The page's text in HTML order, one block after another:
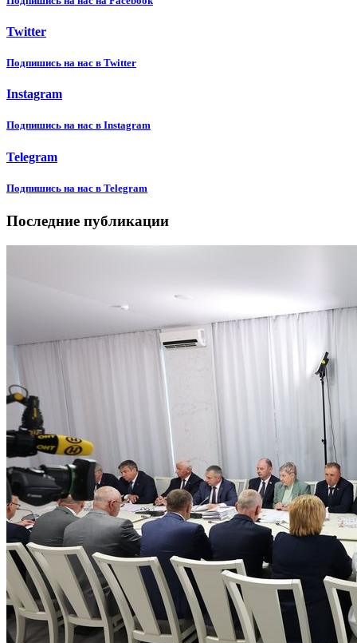
Twitter
Подпишиcь на нас в Twitter
Instagram
Подпишиcь на нас в Instagram
Telegram
Подпишиcь на нас в Telegram
Последние публикации